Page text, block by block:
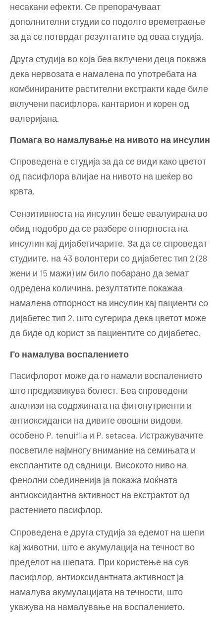
несакани ефекти. Се препорачуваат
дополнителни студии со подолго времетраење
за да се потврдат резултатите од оваа студија.
Друга студија во која беа вклучени деца покажа
дека нервозата е намалена по употребата на
комбинираните растителни екстракти каде биле
вклучени пасифлора, кантарион и корен од
валеријана.
Помага во намалување на нивото на инсулин
Спроведена е студија за да се види како цветот
од пасифлора влијае на нивото на шеќер во
крвта.
Сензитивноста на инсулин беше евалуирана во
обид подобро да се разбере отпорноста на
инсулин кај дијабетичарите. За да се спроведат
студиите, на 43 волонтери со дијабетес тип 2 (28
жени и 15 мажи) им било побарано да земат
одредена количина, резултатите покажаа
намалена отпорност на инсулин кај пациенти со
дијабетес тип 2, што сугерира дека цветот може
да биде од корист за пациентите со дијабетес.
Го намалува воспалението
Пасифлорот може да го намали воспалението
што предизвикува болест. Беа спроведени
анализи на содржината на фитонутриенти и
антиоксиданси на дивите овошни видови,
особено P. tenuifila и P. setacea. Истражувачите
посветиле најмногу внимание на семињата и
експлантите од садници. Високото ниво на
фенолни соединенија ја покажа моќната
антиоксидантна активност на екстрактот од
растението пасифлор.
Спроведена е друга студија за едемот на шепи
кај животни, што е акумулација на течност во
пределот на шепата. При користење на сув
пасифлор, антиоксидантната активност ја
намалува акумулацијата на течности, што
укажува на намалување на воспалението.